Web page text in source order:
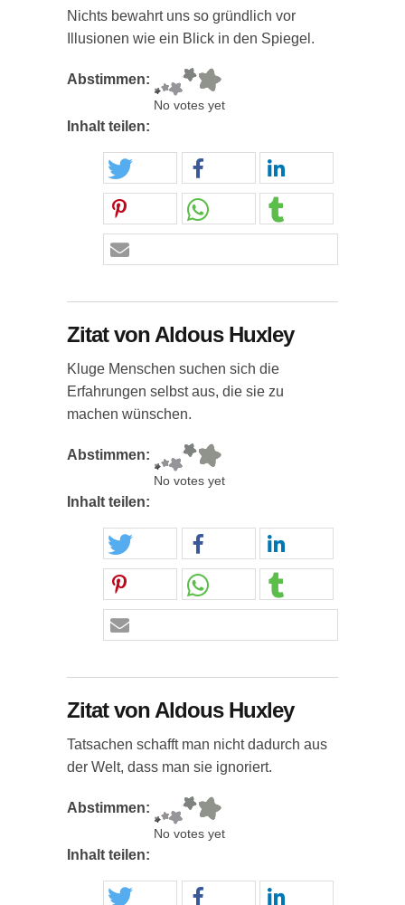
Nichts bewahrt uns so gründlich vor
Illusionen wie ein Blick in den Spiegel.
Abstimmen:
No votes yet
Inhalt teilen:
Zitat von Aldous Huxley
Kluge Menschen suchen sich die
Erfahrungen selbst aus, die sie zu
machen wünschen.
Abstimmen:
No votes yet
Inhalt teilen:
Zitat von Aldous Huxley
Tatsachen schafft man nicht dadurch aus
der Welt, dass man sie ignoriert.
Abstimmen:
No votes yet
Inhalt teilen: